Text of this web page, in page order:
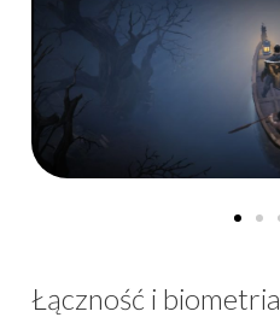
Łączność i biometria